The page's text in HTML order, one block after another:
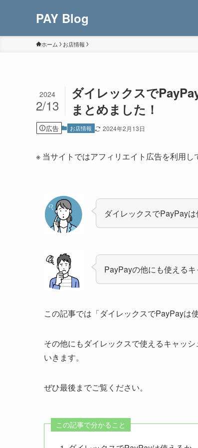
PAY Blog
ホーム お店情報
ダイレックスで
まとめました！
2024
2/13
広告 お店情報 2024年2月13日
※ 当サイトではアフィリエイト広告を利用し
ダイレックスでPayPayは
PayPayの他にも使える
この記事では「ダイレックスでPayPayは
その他にもダイレックスで使えるキャッ
いきます。
ぜひ最後までご覧ください。
この記事で分かること